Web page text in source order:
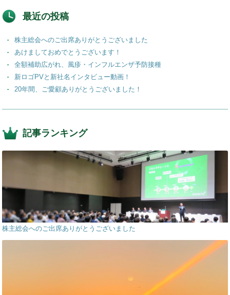
o
o
k
n
最近の投稿
株主総会へのご出席ありがとうございました
あけましておめでとうございます！
全額補助広がれ、風疹・インフルエンザ予防接種
新ロゴPVと新社名インタビュー動画！
20年間、ご愛顧ありがとうございました！
記事ランキング
株主総会へのご出席ありがとうございました